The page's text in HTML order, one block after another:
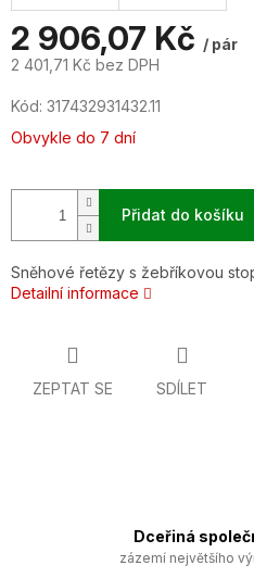
2 906,07 Kč / pár
2 401,71 Kč bez DPH
cena:
Kód: 317432931432.11
Obvykle do 7 dní
Přidat do košíku
Sněhové řetězy s žebříkovou
Detailní informace
ZEPTAT SE SDÍLET
Dceřiná
zázemí největšího